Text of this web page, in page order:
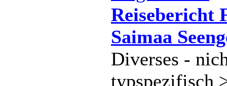
Reisebericht
Saimaa
Diverses -
typspezifisch